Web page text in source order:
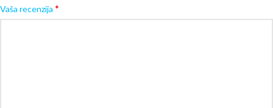
Vaša recenzija *